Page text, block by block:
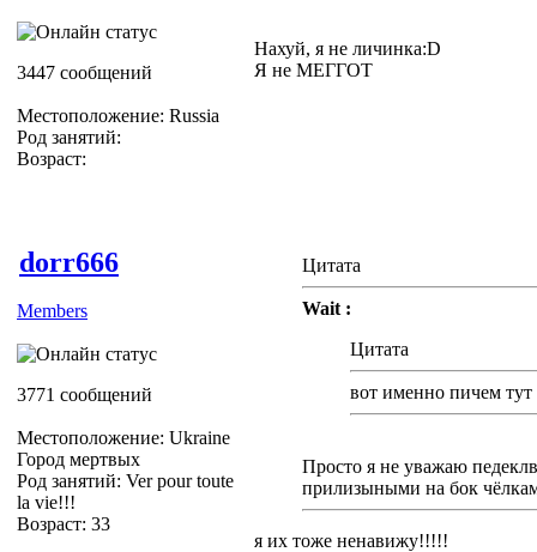
3447 сообщений
Местоположение: Russia
Род занятий:
Возраст:
Нахуй, я не личинка:D
Я не МЕГГОТ
dorr666
Members
3771 сообщений
Местоположение: Ukraine
Город мертвых
Род занятий: Ver pour toute
la vie!!!
Возраст: 33
Цитата
Wait :
Цитата
вот именно пичем тут
Просто я не уважаю
прилизыными на бок
я их тоже ненавижу!!!!!